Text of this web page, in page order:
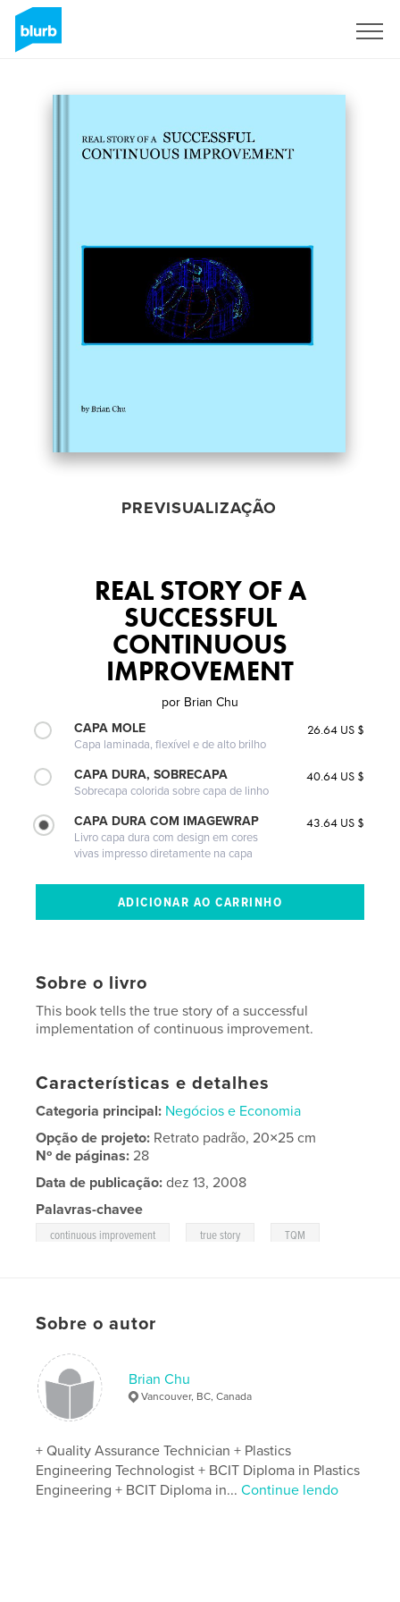
PREVISUALIZAÇÃO
REAL STORY OF A
SUCCESSFUL
CONTINUOUS
IMPROVEMENT
por Brian Chu
CAPA MOLE
Capa laminada, flexível e de alto brilho
26.64 US $
CAPA DURA, SOBRECAPA
Sobrecapa colorida sobre capa de linho
40.64 US $
CAPA DURA COM IMAGEWRAP
Livro capa dura com design em cores
vivas impresso diretamente na capa
43.64 US $
Sobre o livro
This book tells the true story of a successful
implementation of continuous improvement.
Características e detalhes
Categoria principal: Negócios e Economia
Opção de projeto: Retrato padrão, 20×25 cm
Nº de páginas:28
Data de publicação: dez 13, 2008
Palavras-chavee
continuous improvement true story TQM
Sobre o autor
Brian Chu
Vancouver, BC, Canada
+ Quality Assurance Technician + Plastics
Engineering Technologist + BCIT Diploma in Plastics
Engineering + BCIT Diploma in...Continue lendo